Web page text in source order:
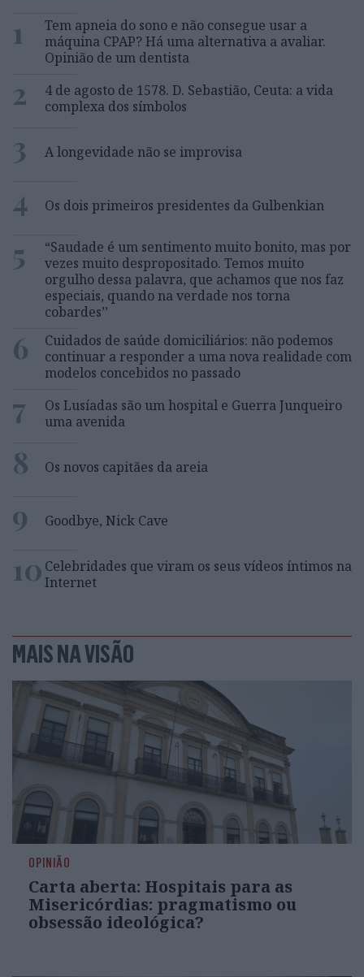
1
Tem apneia do sono e não consegue usar a
máquina CPAP? Há uma alternativa a avaliar.
Opinião de um dentista
2
4 de agosto de 1578. D. Sebastião, Ceuta: a vida
complexa dos símbolos
3 A longevidade não se improvisa
4 Os dois primeiros presidentes da Gulbenkian
5
“Saudade é um sentimento muito bonito, mas por
vezes muito despropositado. Temos muito
orgulho dessa palavra, que achamos que nos faz
especiais, quando na verdade nos torna
cobardes’’
6
Cuidados de saúde domiciliários: não podemos
continuar a responder a uma nova realidade com
modelos concebidos no passado
7
Os Lusíadas são um hospital e Guerra Junqueiro
uma avenida
8 Os novos capitães da areia
9 Goodbye, Nick Cave
10 Celebridades que viram os seus vídeos íntimos na
Internet
MAIS NA VISÃO
OPINIÃO
Carta aberta: Hospitais para as
Misericórdias: pragmatismo ou
obsessão ideológica?